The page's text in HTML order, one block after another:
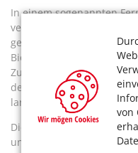
von
In einem sogenannten
vermengte Masse auf 55
gerührt. Spezielle
Biogas, das bis zu 60
Zu „Stadtgasqualität“
der RheinEnergie
landet nebenan in der
Die Trennung des
und Umwelt zu schützen.